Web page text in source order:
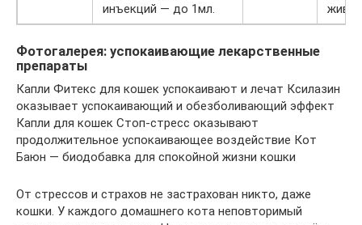
инъекций — до 1мл.
Фотогалерея: успокаивающие лекарственные
препараты
Капли Фитекс для кошек успокаивают и лечат Ксилазин
оказывает успокаивающий и обезболивающий эффект
Капли для кошек Стоп-стресс оказывают
продолжительное успокаивающее воздействие Кот
Баюн — биодобавка для спокойной жизни кошки
От стрессов и страхов не застрахован никто, даже
кошки. У каждого домашнего кота неповторимый